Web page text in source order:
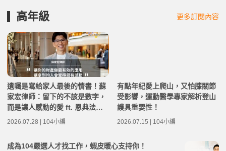
高年級 更多訂閱內容
遺囑是寫給家人最後的情書！蘇
家宏律師：留下的不該是數字，
而是讓人感動的愛 ft. 恩典法律
事務所創辦人 蘇家宏律師 | 高年
級不打烊 x 用 AI 點亮第二人生
2026.07.28 | 104小編
有點年紀愛上爬山，又怕膝關節
受影響，運動醫學專家解析登山
護具重要性！
2026.07.15 | 104小編
成為104嚴選人才找工作，蝦皮暖心支持你！